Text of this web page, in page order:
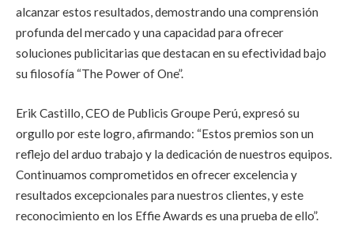
alcanzar estos resultados, demostrando una comprensión
profunda del mercado y una capacidad para ofrecer
soluciones publicitarias que destacan en su efectividad bajo
su filosofía “The Power of One”.
Erik Castillo, CEO de Publicis Groupe Perú, expresó su
orgullo por este logro, afirmando: “Estos premios son un
reflejo del arduo trabajo y la dedicación de nuestros equipos.
Continuamos comprometidos en ofrecer excelencia y
resultados excepcionales para nuestros clientes, y este
reconocimiento en los Effie Awards es una prueba de ello”.